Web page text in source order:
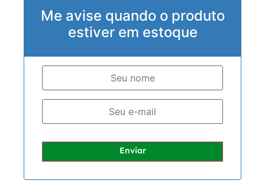
Me avise quando o produto
estiver em estoque
Enviar